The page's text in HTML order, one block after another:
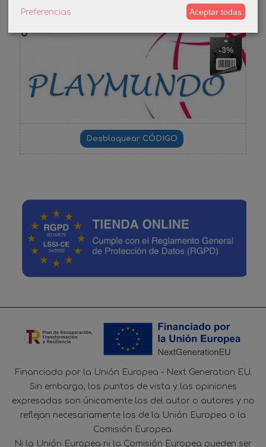
-3%
Financiado por la Unión Europea - Next Generation EU.
Sin embargo, los puntos de vista y las opiniones
expresadas son únicamente los del autor o autores y no
reflejan necesariamente los de la Unión Europea o la
Comisión Europea.
Ni la Unión Europea ni la Comisión Europea pueden ser
Preferencias Aceptar todas